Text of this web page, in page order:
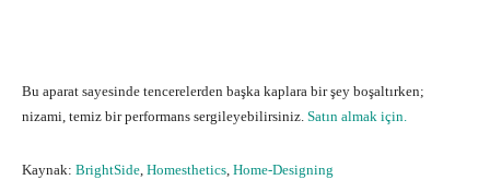
Bu aparat sayesinde tencerelerden başka kaplara bir şey boşaltırken;
nizami, temiz bir performans sergileyebilirsiniz. Satın almak için.
Kaynak: BrightSide Homesthetics Home-Designing